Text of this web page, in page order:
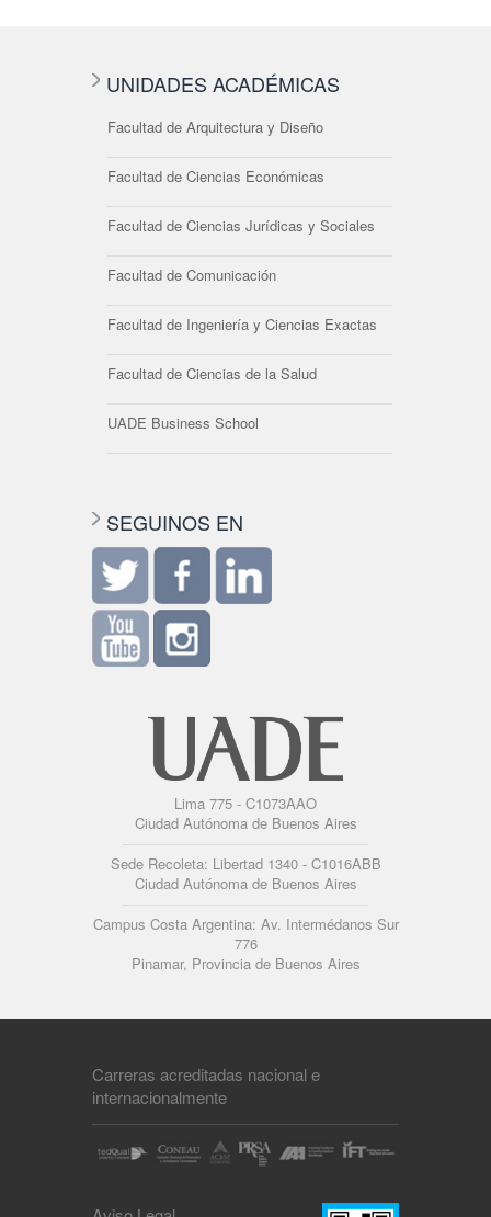
UNIDADES ACADÉMICAS
Facultad de Arquitectura y Diseño
Facultad de Ciencias Económicas
Facultad de Ciencias Jurídicas y Sociales
Facultad de Comunicación
Facultad de Ingeniería y Ciencias Exactas
Facultad de Ciencias de la Salud
UADE Business School
SEGUINOS EN
Lima 775 - C1073AAO
Ciudad Autónoma de Buenos Aires
Sede Recoleta: Libertad 1340 - C1016ABB
Ciudad Autónoma de Buenos Aires
Campus Costa Argentina: Av. Intermédanos Sur
776
Pinamar, Provincia de Buenos Aires
Carreras acreditadas nacional e
internacionalmente